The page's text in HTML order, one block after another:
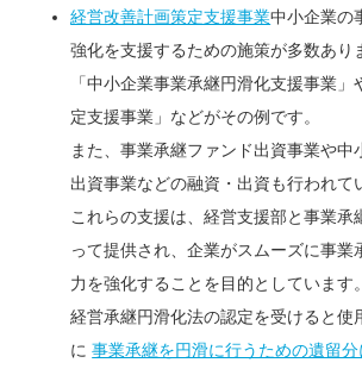
経営改善計画策定支援事業中小企業の
強化を支援するための施策が多数あり
「中小企業事業承継円滑化支援事業
定支援事業」などがその例です。
また、事業承継ファンド出資事業や中
出資事業などの融資・出資も行われて
これらの支援は、経営支援部と事業承
って提供され、企業がスムーズに事業
力を強化することを目的としています。
経営承継円滑化法の認定を受けると使
に事業承継を円滑に行うための遺留